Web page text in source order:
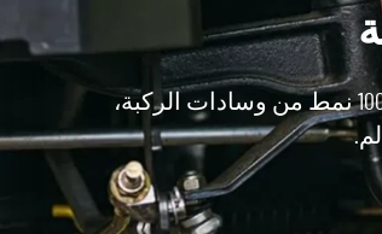
تأسست الشركة في عام 2004 وهي واحدة من أكبر مصنعي منتجات الحماية داخلية وخارجية في الصين. تغطي أكثر من 100 نمط من وسادات الركبة،